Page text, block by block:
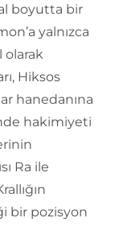
boyutta bir
yalnızca
olarak
Hiksos
hanedanına
hakimiyeti
Ra ile
bir pozisyon